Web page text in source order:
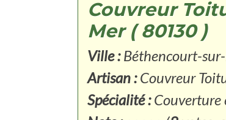
Couvreur
Mer ( 80130 )
Ville :Béthencourt-
Artisan :Couvreur
Spécialité :Couverture